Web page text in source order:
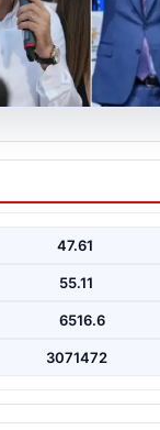
İradesine
Özgür Çelik ne
altına
‘Millet İradesine
Açıklamalar”,
47.61
55.11
6516.6
3071472